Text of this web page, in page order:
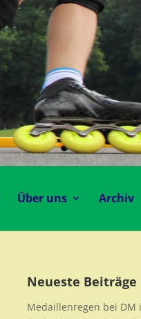
Über uns Archiv
Neueste Beiträge
Medaillenregen bei DM